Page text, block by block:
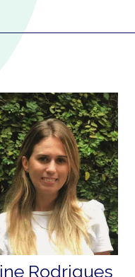
Rodrigues